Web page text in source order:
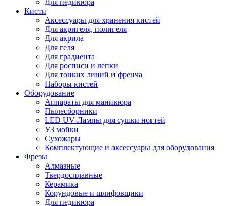
Кисти
Аксессуары для хранения кистей
Для акригеля, полигеля
Для акрила
Для геля
Для градиента
Для росписи и лепки
Для тонких линий и френча
Наборы кистей
Оборудование
Аппараты для маникюра
Пылесборники
LED UV-Лампы для сушки ногтей
УЗ мойки
Сухожары
Комплектующие и аксессуары для оборудования
Фрезы
Алмазные
Твердосплавные
Керамика
Корундовые и шлифовщики
Для педикюра